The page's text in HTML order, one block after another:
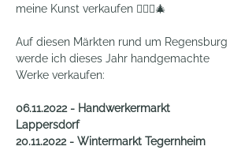
meine Kunst verkaufen 🧚🏻‍♀️🎄
Auf diesen Märkten rund um Regensburg
werde ich dieses Jahr handgemachte
Werke verkaufen:
06.11.2022 - Handwerkermarkt
Lappersdorf
20.11.2022 - Wintermarkt Tegernheim